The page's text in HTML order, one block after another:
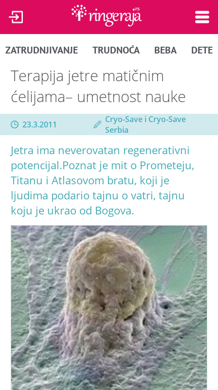
ZATRUDNJIVANJE TRUDNOĆA BEBA DETE
Terapija jetre matičnim
ćelijama– umetnost nauke
23.3.2011
Cryo-Save i Cryo-Save
Serbia
Jetra ima neverovatan regenerativni
potencijal.Poznat je mit o Prometeju,
Titanu i Atlasovom bratu, koji je
ljudima podario tajnu o vatri, tajnu
koju je ukrao od Bogova.